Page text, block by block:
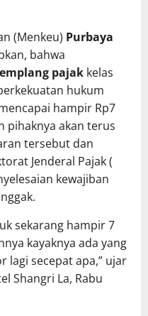
(Menkeu) Purbaya
bahwa
pajak kelas
hukum
hampir Rp7
pihaknya akan terus
tersebut dan
Jenderal Pajak (
kewajiban
sekarang hampir 7
kayaknya ada yang
lagi secepat apa,” ujar
Shangri La, Rabu